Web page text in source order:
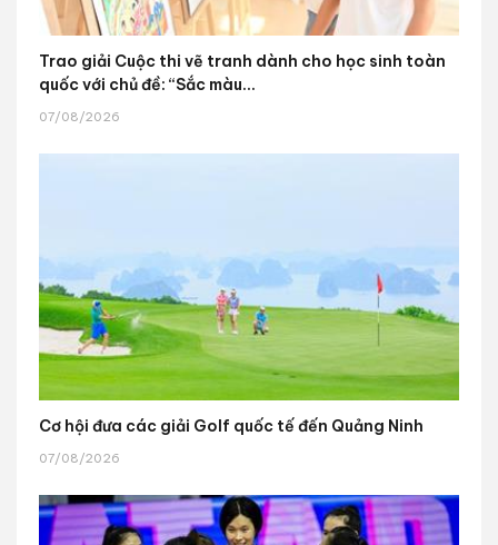
Trao giải Cuộc thi vẽ tranh dành cho học sinh toàn
quốc với chủ đề: “Sắc màu...
07/08/2026
Cơ hội đưa các giải Golf quốc tế đến Quảng Ninh
07/08/2026